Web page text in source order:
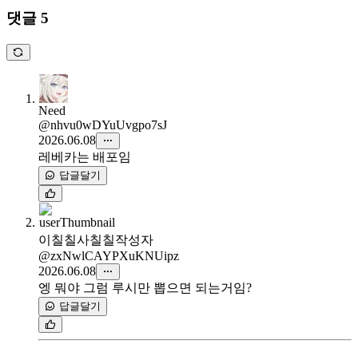
댓글 5
Need
@nhvu0wDYuUvgpo7sJ
2026.06.08
레베카는 배포임
답글달기
이칠칠사칠칠작성자
@zxNwlCAYPXuKNUipz
2026.06.08
엥 뭐야 그럼 루시만 뽑으면 되는거임?
답글달기